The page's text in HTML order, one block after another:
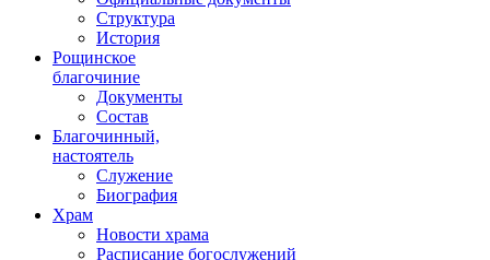
Структура
История
Рощинское
благочиние
Документы
Состав
Благочинный,
настоятель
Служение
Биография
Храм
Новости храма
Расписание богослужений